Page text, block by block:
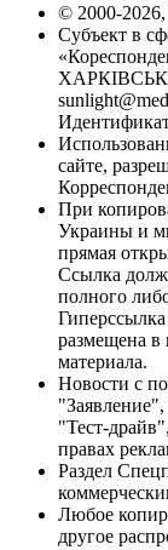
© 2000-2026,
Субъект в
сайте,
При
Украины и
прямая
Ссылка
полного
размещена в
материала.
Новости с
"Тест-
правах
Раздел
Любое
другое